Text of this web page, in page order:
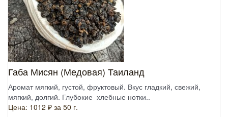
Габа Мисян (Медовая) Таиланд
Аромат мягкий, густой, фруктовый. Вкус гладкий, свежий,
мягкий, долгий. Глубокие хлебные нотки..
Цена: 1012 ₽ за 50 г.